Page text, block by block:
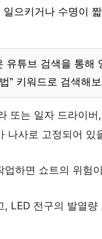
으키거나 수명이
유튜브 검색을 통해
” 키워드로 검색해
또는 일자 드라이
나사로 고정되어 있
업하면 쇼트의 위험
LED 전구의 발열